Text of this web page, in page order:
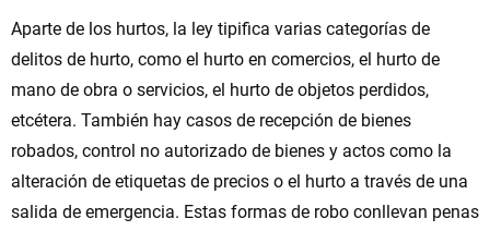
Aparte de los hurtos, la ley tipifica varias categorías de
delitos de hurto, como el hurto en comercios, el hurto de
mano de obra o servicios, el hurto de objetos perdidos,
etcétera. También hay casos de recepción de bienes
robados, control no autorizado de bienes y actos como la
alteración de etiquetas de precios o el hurto a través de una
salida de emergencia. Estas formas de robo conllevan penas